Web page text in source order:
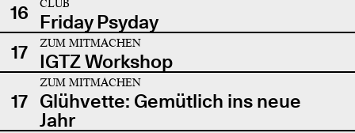
16
CLUB
Friday Psyday
17
ZUM MITMACHEN
IGTZ Workshop
17
ZUM MITMACHEN
Glühvette: Gemütlich ins neue
Jahr